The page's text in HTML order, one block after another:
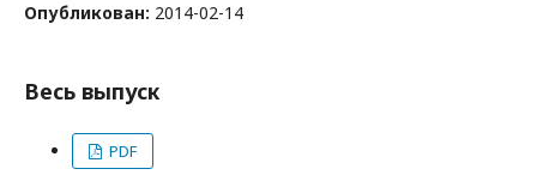
Опубликован: 2014-02-14
Весь выпуск
PDF